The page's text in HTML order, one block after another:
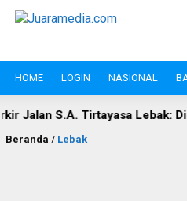
HOME LOGIN NASIONAL
Lebak: Disperindag Sebut
Beranda / Lebak